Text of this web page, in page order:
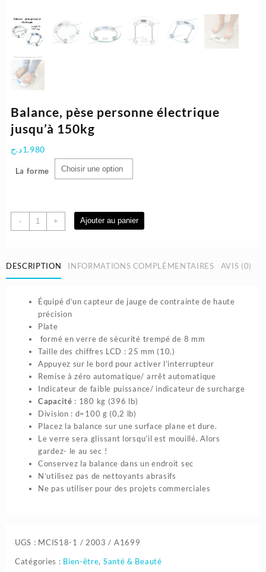
Balance, pèse personne électrique
jusqu’à 150kg
1.980د.ج
La forme
-
quantité
de
personne
électrique
150kg
+ Ajouter au panier
DESCRIPTION INFORMATIONS COMPLÉMENTAIRES AVIS (0)
Équipé d’un capteur de jauge de contrainte de haute
précision
Plate
formé en verre de sécurité trempé de 8 mm
Taille des chiffres LCD : 25 mm (10.)
Appuyez sur le bord pour activer l’interrupteur
Remise à zéro automatique/ arrêt automatique
Indicateur de faible puissance/ indicateur de surcharge
Capacité : 180 kg (396 lb)
Division : d=100 g (0,2 lb)
Placez la balance sur une surface plane et dure.
Le verre sera glissant lorsqu’il est mouillé. Alors
gardez- le au sec !
Conservez la balance dans un endroit sec
N’utilisez pas de nettoyants abrasifs
Ne pas utiliser pour des projets commerciales
UGS : MCIS18-1 / 2003 / A1699
Catégories : Bien-être, Santé & Beauté